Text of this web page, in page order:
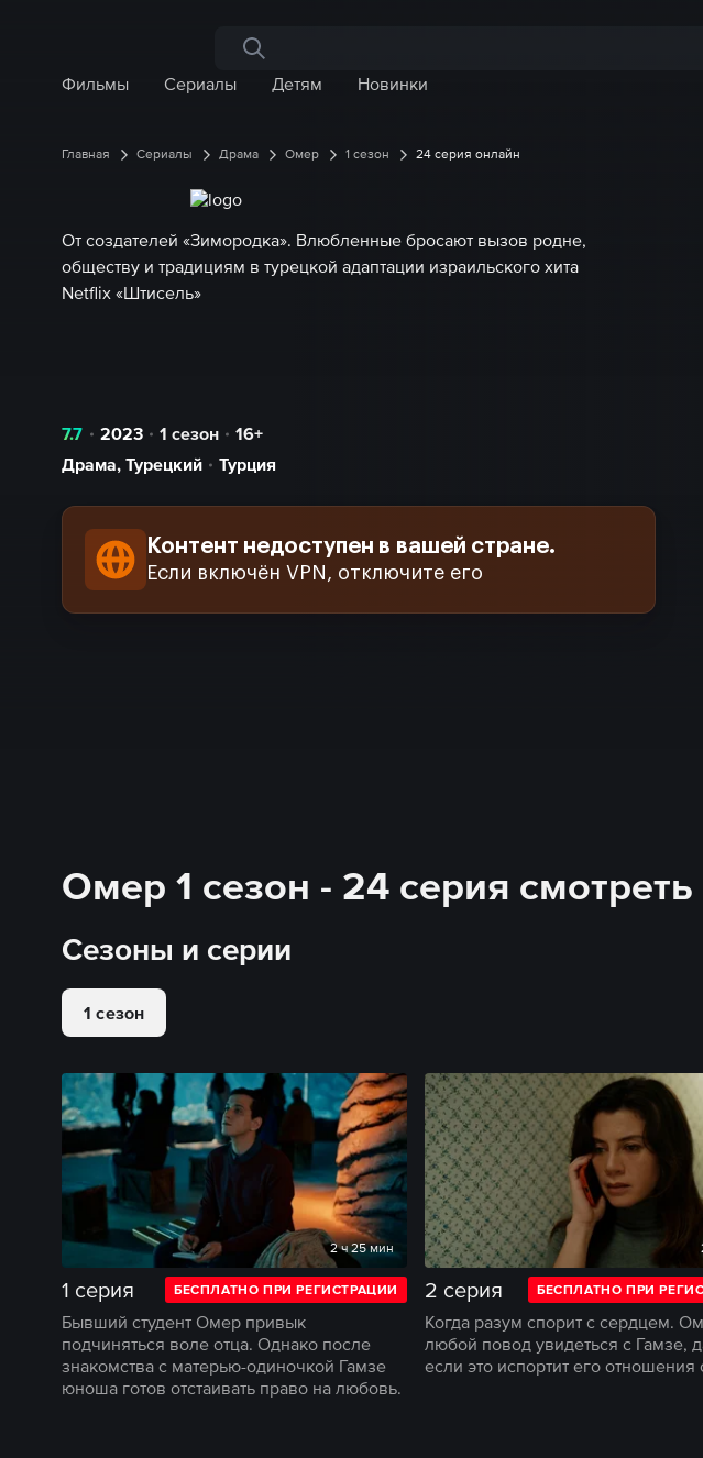
Поиск по сайту
Фильмы
Сериалы Детям Новинки
Главная Сериалы Драма Омер 1 сезон 24 серия онлайн
От создателей «Зимородка». Влюбленные бросают вызов родне,
обществу и традициям в турецкой адаптации израильского хита
Netflix «Штисель»
7.7 2023 1 сезон
16+
Драма, Турецкий Турция
Контент недоступен в вашей стране.
Если включён VPN, отключите его
Омер 1 сезон - 24 серия
Сезоны и серии
1 сезон
2 ч 25 мин
1 серия БЕСПЛАТНО ПРИ РЕГИСТРАЦИИ
Бывший студент Омер привык
подчиняться воле отца. Однако после
знакомства с матерью-одиночкой Гамзе
юноша готов отстаивать право на любовь.
2 серия БЕСПЛАТНО ПРИ
Когда разум спорит с сердцем.
любой повод увидеться с Гамзе,
если это испортит его отношения